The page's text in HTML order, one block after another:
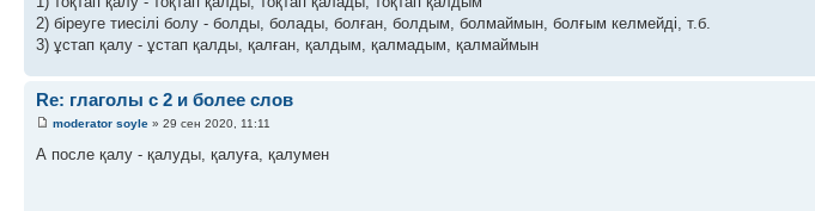
2) біреуге тиесілі болу - болды, болады, болған, болдым, болмаймын, болғым келмейді, т.б.
3) ұстап қалу - ұстап қалды, қалған, қалдым, қалмадым, қалмаймын
Re: глаголы с 2 и более слов
moderator soyle » 29 сен 2020, 11:11
А после қалу - қалуды, қалуға, қалумен